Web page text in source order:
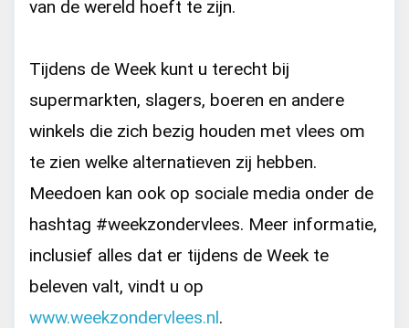
van de wereld hoeft te zijn.
Tijdens de Week kunt u terecht bij
supermarkten, slagers, boeren en andere
winkels die zich bezig houden met vlees om
te zien welke alternatieven zij hebben.
Meedoen kan ook op sociale media onder de
hashtag #weekzondervlees. Meer informatie,
inclusief alles dat er tijdens de Week te
beleven valt, vindt u op
www.weekzondervlees.nl.